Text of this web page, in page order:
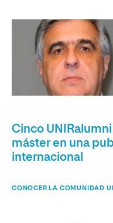
Cinco
máster en una
internacional
CONOCER LA COMUNIDAD